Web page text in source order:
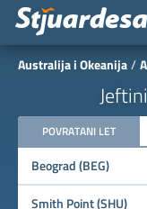
Australija i Okeanija
POVRATANI LET